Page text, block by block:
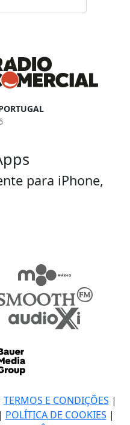
para iPhone,
TERMOS E CONDIÇÕES |
| POLÍTICA DE COOKIES |